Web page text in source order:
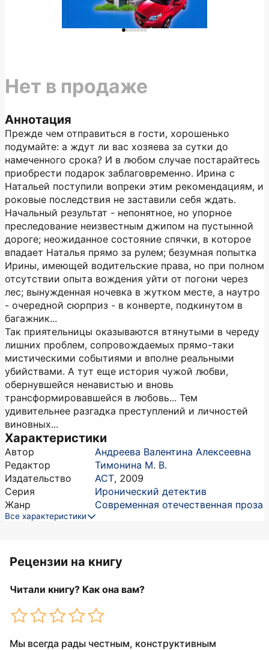
Аннотация
Прежде чем отправиться в гости, хорошенько
подумайте: а ждут ли вас хозяева за сутки до
намеченного срока? И в любом случае постарайтесь
приобрести подарок заблаговременно. Ирина с
Натальей поступили вопреки этим рекомендациям, и
роковые последствия не заставили себя ждать.
Начальный результат - непонятное, но упорное
преследование неизвестным джипом на пустынной
дороге; неожиданное состояние спячки, в которое
впадает Наталья прямо за рулем; безумная попытка
Ирины, имеющей водительские права, но при полном
отсутствии опыта вождения уйти от погони через
лес; вынужденная ночевка в жутком месте, а наутро
- очередной сюрприз - в конверте, подкинутом в
багажник...
Так приятельницы оказываются втянутыми в череду
лишних проблем, сопровождаемых прямо-таки
мистическими событиями и вполне реальными
убийствами. А тут еще история чужой любви,
обернувшейся ненавистью и вновь
трансформировавшейся в любовь... Тем
удивительнее разгадка преступлений и личностей
виновных...
Характеристики
Автор
Андреева Валентина Алексеевна
Редактор
Тимонина М. В.
Издательство
АСТ, 2009
Серия
Иронический детектив
Жанр
Современная отечественная проза
Все характеристики
Нет в продаже
Рецензии на книгу
Читали книгу? Как она вам?
Мы всегда рады честным, конструктивным